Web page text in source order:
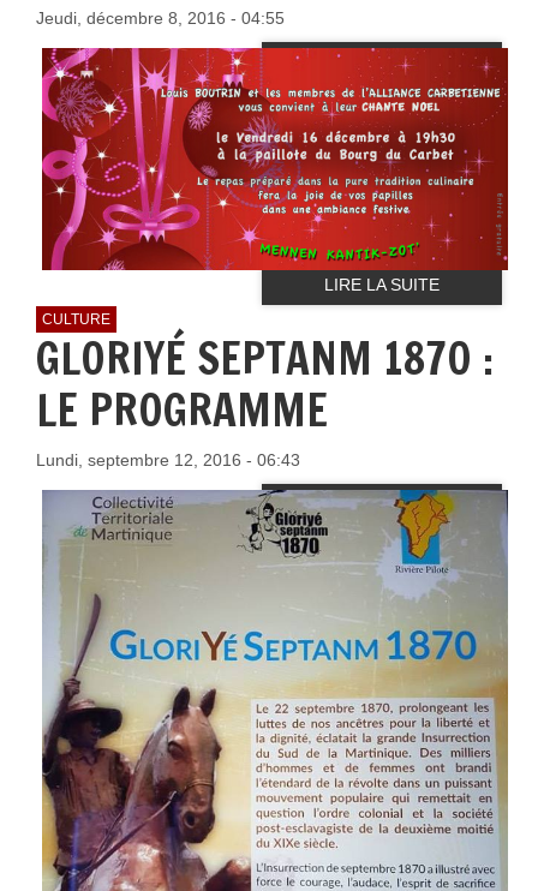
Jeudi, décembre 8, 2016 - 04:55
LIRE LA SUITE
CULTURE
GLORIYÉ SEPTANM 1870 :
LE PROGRAMME
Lundi, septembre 12, 2016 - 06:43